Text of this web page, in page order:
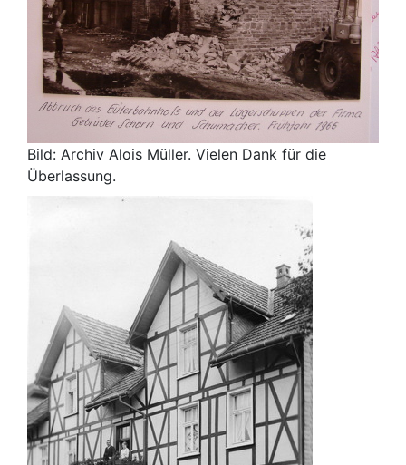
Bild: Archiv Alois Müller. Vielen Dank für die
Überlassung.